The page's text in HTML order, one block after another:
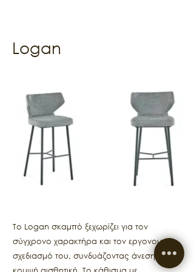
Logan
Το Logan σκαμπό ξεχωρίζει για τον
σύγχρονο χαρακτήρα και τον εργονομικό
σχεδιασμό του, συνδυάζοντας άνεση με